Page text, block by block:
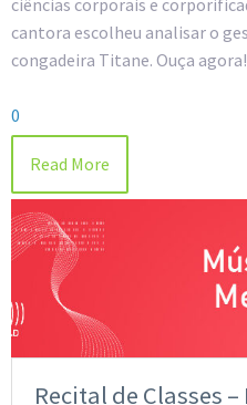
cantora escolheu analisar o
congadeira Titane. Ouça agora!
0
Read More
Recital de Classes